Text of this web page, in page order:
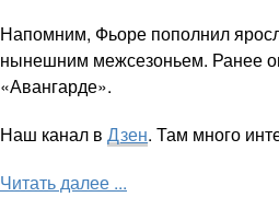
Напомним, Фьоре пополнил
нынешним межсезоньем. Ранее
«Авангарде».
Наш канал в Дзен. Там много
Читать далее ...